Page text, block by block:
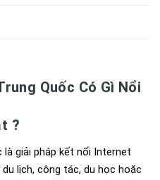
Quốc Có Gì Nổi
?
là giải pháp kết nối Internet
lịch, công tác, du học hoặc